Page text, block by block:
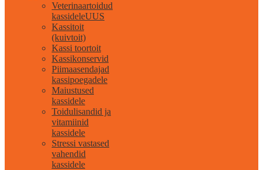
Veterinaartoidud
kassideleUUS
Kassitoit
(kuivtoit)
Kassi toortoit
Kassikonservid
Piimaasendajad
kassipoegadele
Maiustused
kassidele
Toidulisandid ja
vitamiinid
kassidele
Stressi vastased
vahendid
kassidele